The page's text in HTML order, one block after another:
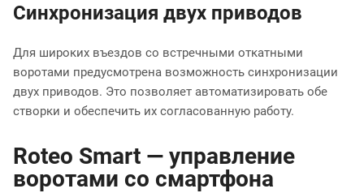
Синхронизация двух приводов
Для широких въездов со встречными откатными
воротами предусмотрена возможность синхронизации
двух приводов. Это позволяет автоматизировать обе
створки и обеспечить их согласованную работу.
Roteo Smart — управление
воротами со смартфона